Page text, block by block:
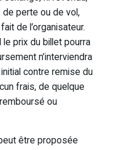
perte ou de vol,
de l’organisateur.
prix du billet pourra
n’interviendra
initial contre remise du
frais, de quelque
ou
être proposée